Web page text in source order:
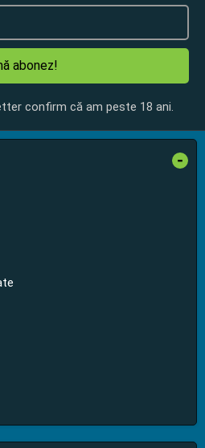
abonez!
confirm că am peste 18 ani.
-